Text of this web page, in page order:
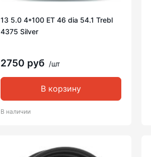
13 5.0 4*100 ET 46 dia 54.1 Trebl
4375 Silver
2750 руб /шт
В корзину
В наличии